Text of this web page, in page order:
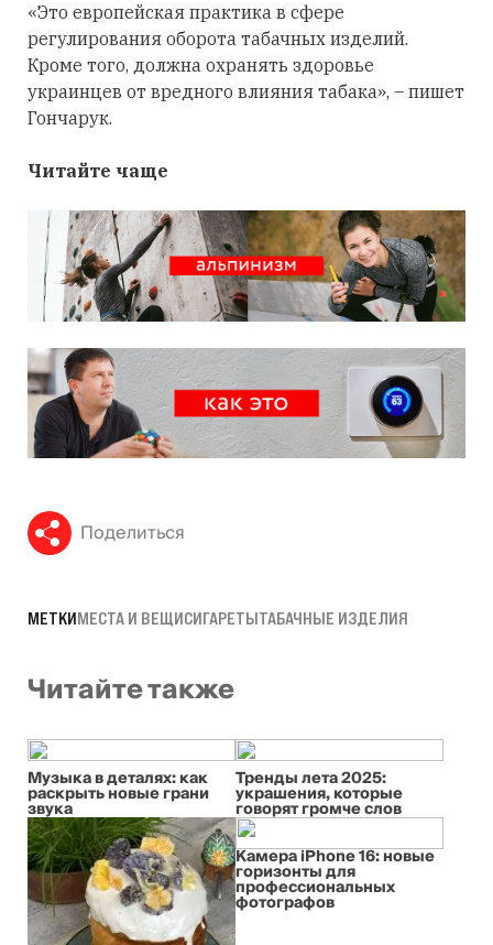
«Это европейская практика в сфере
регулирования оборота табачных изделий.
Кроме того, должна охранять здоровье
украинцев от вредного влияния табака», – пишет
Гончарук.
Читайте чаще
Поделиться
МЕТКИМЕСТА И ВЕЩИСИГАРЕТЫТАБАЧНЫЕ ИЗДЕЛИЯ
Читайте также
Музыка в деталях: как
раскрыть новые грани
звука
Тренды лета 2025:
украшения, которые
говорят громче слов
Камера iPhone 16: новые
горизонты для
профессиональных
фотографов